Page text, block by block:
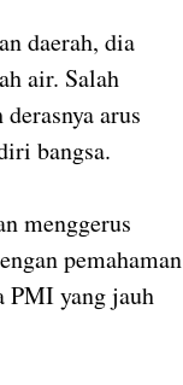
daerah, dia
air. Salah
arus
bangsa.
menggerus
pemahaman
PMI yang jauh